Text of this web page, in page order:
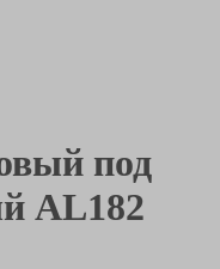
под
AL182